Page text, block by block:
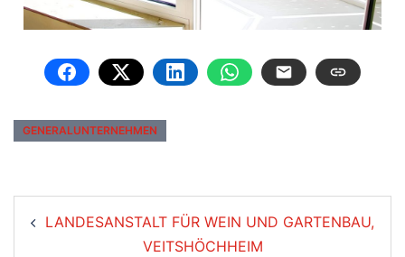
GENERALUNTERNEHMEN
LANDESANSTALT FÜR WEIN UND GARTENBAU,
VEITSHÖCHHEIM